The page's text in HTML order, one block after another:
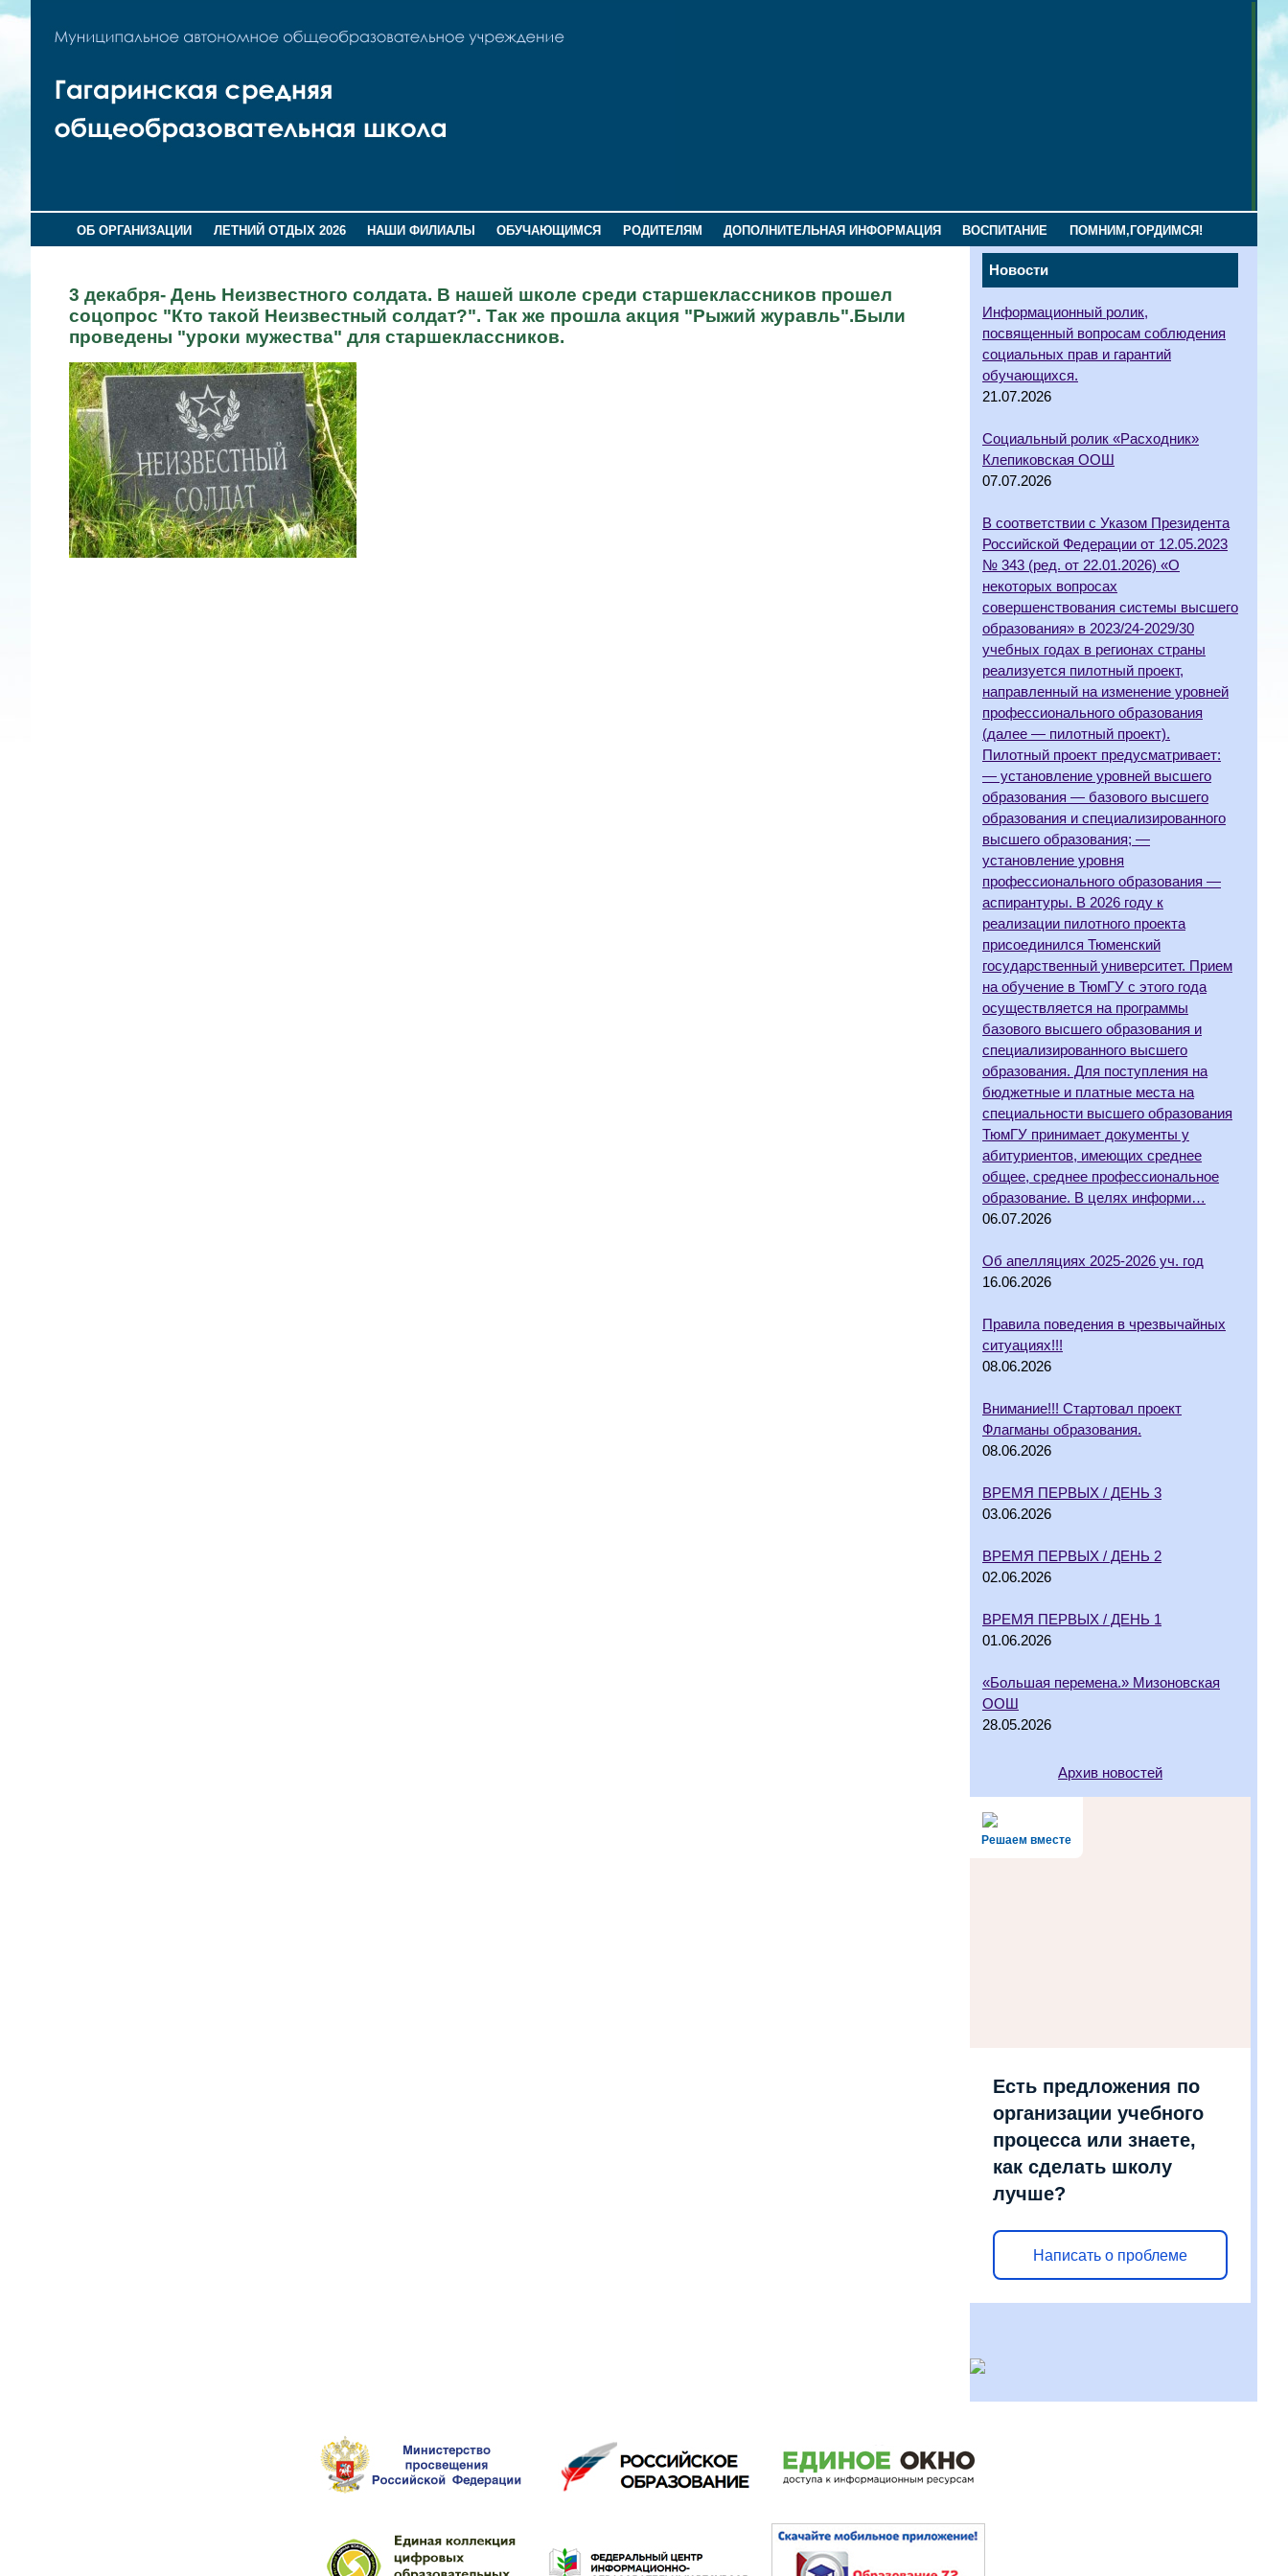
ОБ ОРГАНИЗАЦИИ ЛЕТНИЙ ОТДЫХ 2026 НАШИ ФИЛИАЛЫ ОБУЧАЮЩИМСЯ РОДИТЕЛЯМ ДОПОЛНИТЕЛЬНАЯ ИНФОРМАЦИЯ ВОСПИТАНИЕ ПОМНИМ,ГОРДИМСЯ!
Новости
Информационный ролик,
посвященный вопросам соблюдения
социальных прав и гарантий
обучающихся.
21.07.2026
Социальный ролик «Расходник»
Клепиковская ООШ
07.07.2026
В соответствии с Указом Президента
Российской Федерации от 12.05.2023
№ 343 (ред. от 22.01.2026) «О
некоторых вопросах
совершенствования системы высшего
образования» в 2023/24-2029/30
учебных годах в регионах страны
реализуется пилотный проект,
направленный на изменение уровней
профессионального образования
(далее — пилотный проект).
Пилотный проект предусматривает:
— установление уровней высшего
образования — базового высшего
образования и специализированного
высшего образования; —
установление уровня
профессионального образования —
аспирантуры. В 2026 году к
реализации пилотного проекта
присоединился Тюменский
государственный университет. Прием
на обучение в ТюмГУ с этого года
осуществляется на программы
базового высшего образования и
специализированного высшего
образования. Для поступления на
бюджетные и платные места на
специальности высшего образования
ТюмГУ принимает документы у
абитуриентов, имеющих среднее
общее, среднее профессиональное
образование. В целях информи…
06.07.2026
Об апелляциях 2025-2026 уч. год
16.06.2026
Правила поведения в чрезвычайных
ситуациях!!!
08.06.2026
Внимание!!! Стартовал проект
Флагманы образования.
08.06.2026
ВРЕМЯ ПЕРВЫХ / ДЕНЬ 3
03.06.2026
ВРЕМЯ ПЕРВЫХ / ДЕНЬ 2
02.06.2026
ВРЕМЯ ПЕРВЫХ / ДЕНЬ 1
01.06.2026
«Большая перемена.» Мизоновская
ООШ
28.05.2026
Архив новостей
Решаем вместе
Есть предложения по
организации учебного
процесса или знаете,
как сделать школу
лучше?
Написать о проблеме
3 декабря- День Неизвестного солдата. В нашей школе среди старшеклассников прошел
соцопрос "Кто такой Неизвестный солдат?". Так же прошла акция "Рыжий журавль".Были
проведены "уроки мужества" для старшеклассников.